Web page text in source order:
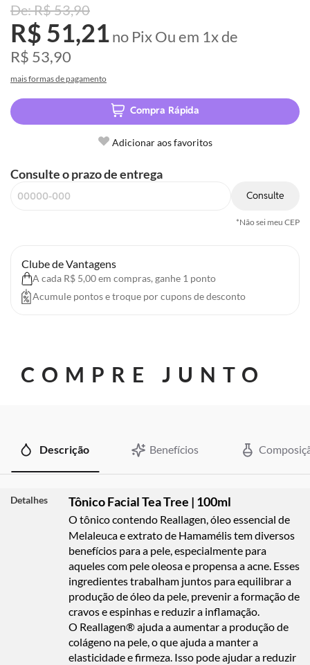
R$ 53,90
R$ 51,21no PixOu em 1xde
R$ 53,90
mais formas de pagamento
Compra Rápida
Adicionar aos favoritos
Consulte o prazo de entrega
Consulte
*Não sei meu CEP
Clube de Vantagens
A cada R$ 5,00 em compras, ganhe 1 ponto
Acumule pontos e troque por cupons de desconto
COMPRE JUNTO
Descrição Benefícios
Detalhes Tônico Facial Tea Tree | 100ml
O tônico contendo Reallagen, óleo essencial de
Melaleuca e extrato de Hamamélis tem diversos
benefícios para a pele, especialmente para
aqueles com pele oleosa e propensa a acne. Esses
ingredientes trabalham juntos para equilibrar a
produção de óleo da pele, prevenir a formação de
cravos e espinhas e reduzir a inflamação.
O Reallagen® ajuda a aumentar a produção de
colágeno na pele, o que ajuda a manter a
elasticidade e firmeza. Isso pode ajudar a reduzir